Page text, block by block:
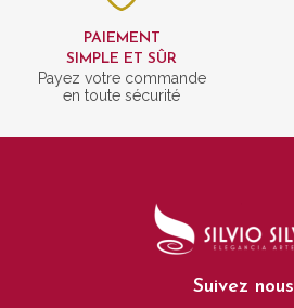
PAIEMENT
SIMPLE ET SÛR
Payez votre commande
en toute sécurité
Suivez nous